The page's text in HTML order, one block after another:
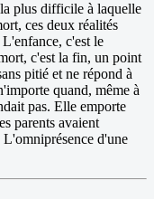
plus difficile à laquelle
ces deux réalités
c'est le
c'est la fin, un point
pitié et ne répond à
quand, même à
pas. Elle emporte
parents avaient
d'une